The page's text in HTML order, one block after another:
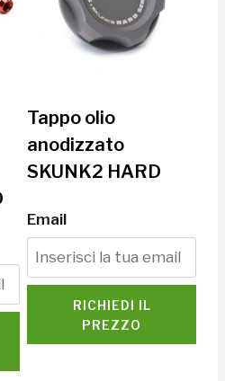
Tappo olio
anodizzato
SKUNK2 HARD
Email
RICHIEDI IL
PREZZO